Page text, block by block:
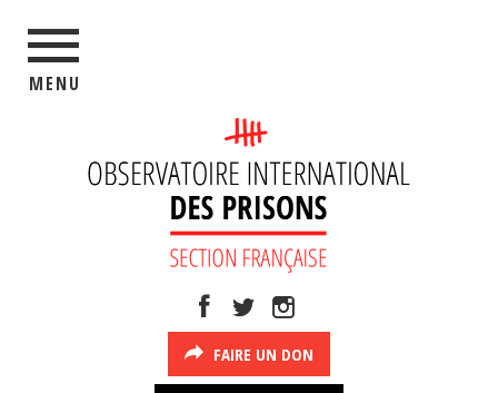
MENU
FAIRE UN DON